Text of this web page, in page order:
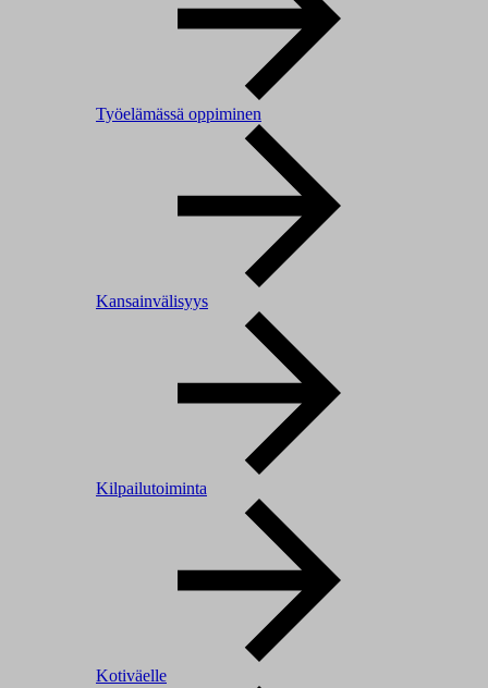
Työelämässä oppiminen
Kansainvälisyys
Kilpailutoiminta
Kotiväelle